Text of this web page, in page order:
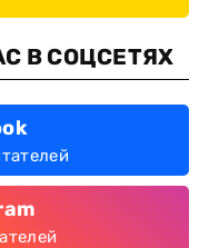
В СОЦСЕТЯХ